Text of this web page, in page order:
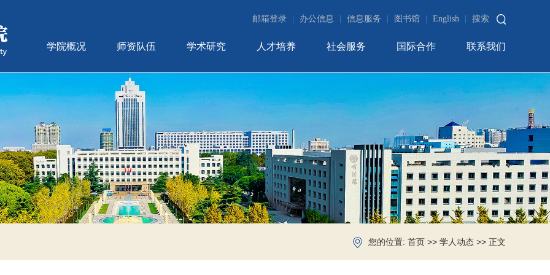
邮箱登录 办公信息 信息服务 图书馆 English 搜索
学院概况 师资队伍 学术研究 人才培养 社会服务 国际合作 联系我们
您的位置: 首页 >> 学人动态 >> 正文